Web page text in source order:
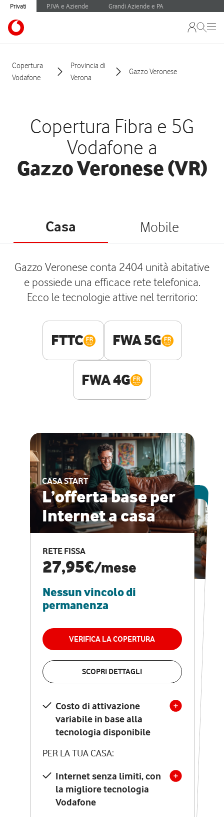
Privati P.IVA e Aziende Grandi Aziende e PA
Copertura
Vodafone
Provincia di
Verona
Gazzo Veronese
Copertura Fibra e 5G
Vodafone a
Gazzo Veronese (VR)
Casa Mobile
Gazzo Veronese conta 2404 unità abitative
e possiede una efficace rete telefonica.
Ecco le tecnologie attive nel territorio:
FTTC FWA 5G
FWA 4G
CASA START
L’offerta base per
Internet a casa
RETE FISSA
27,95€/mese
Nessun vincolo di
permanenza
VERIFICA LA COPERTURA
SCOPRI DETTAGLI
Costo di attivazione
variabile in base alla
tecnologia disponibile
PER LA TUA CASA:
Internet senza limiti, con
la migliore tecnologia
Vodafone
ESCLUSIVA ONLINE
CASA PRO
Internet veloce e
vantaggi speciali
RETE FISSA + VODAFONE CLUB
29,95€
permanenza
VERIFICA LA COPERTURA
Costo di attivazione
variabile in base alla
tecnologia disponibile
PER LA TUA CASA:
Internet senza limiti, con
la migliore tecnologia
Vodafone
Modem Seven con Wi-Fi 7